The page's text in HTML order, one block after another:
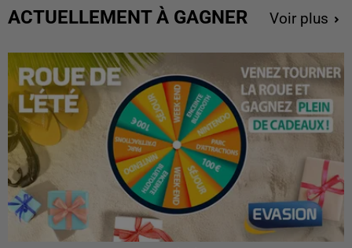
ACTUELLEMENT À GAGNER Voir plus